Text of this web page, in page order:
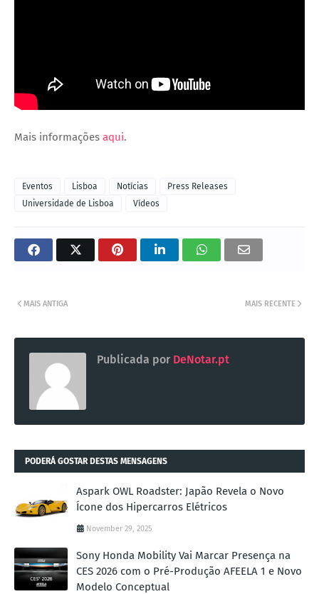
Mais informações aqui.
Eventos Lisboa Notícias
Press Releases
Universidade de Lisboa
Vídeos
MAIS RECENTE
MAIS ANTIGA
Publicada por DeNotar.pt
PODERÁ GOSTAR DESTAS MENSAGENS
Aspark OWL Roadster: Japão Revela o Novo
Ícone dos Hipercarros Elétricos
November 29, 2025
Sony Honda Mobility Vai Marcar Presença na
CES 2026 com o Pré-Produção AFEELA 1 e Novo
Modelo Conceptual